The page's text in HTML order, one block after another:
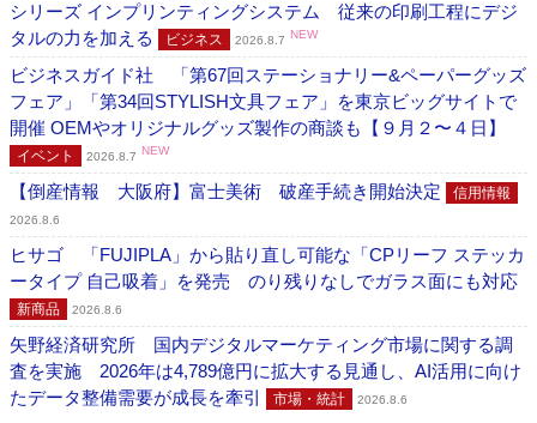
シリーズ インプリンティングシステム 従来の印刷工程にデジ
タルの力を加える
ビジネス 2026.8.7 NEW
ビジネスガイド社 「第67回ステーショナリー&ペーパーグッズ
フェア」「第34回STYLISH文具フェア」を東京ビッグサイトで
開催 OEMやオリジナルグッズ製作の商談も【９月２〜４日】
イベント 2026.8.7 NEW
【倒産情報 大阪府】富士美術 破産手続き開始決定 信用情報
2026.8.6
ヒサゴ 「FUJIPLA」から貼り直し可能な「CPリーフ ステッカ
ータイプ 自己吸着」を発売 のり残りなしでガラス面にも対応
新商品 2026.8.6
矢野経済研究所 国内デジタルマーケティング市場に関する調
査を実施 2026年は4,789億円に拡大する見通し、AI活用に向け
たデータ整備需要が成長を牽引
市場・統計 2026.8.6